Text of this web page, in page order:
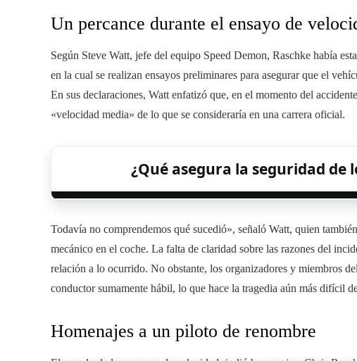
Un percance durante el ensayo de
Según Steve Watt, jefe del equipo Speed Demon, Raschke había
en la cual se realizan ensayos preliminares para asegurar que el
En sus declaraciones, Watt enfatizó que, en el momento del
«velocidad media» de lo que se consideraría en una carrera oficial.
¿Qué asegura la seguridad de
Todavía no comprendemos qué sucedió», señaló Watt, quien
mecánico en el coche. La falta de claridad sobre las razones del
relación a lo ocurrido. No obstante, los organizadores y miembros
conductor sumamente hábil, lo que hace la tragedia aún más difícil
Homenajes a un piloto de renombre